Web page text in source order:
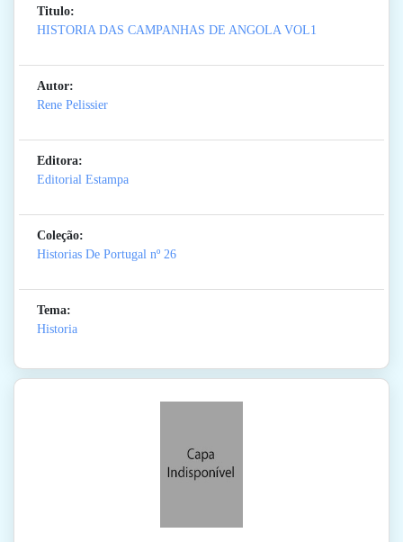
Titulo:
HISTORIA DAS CAMPANHAS DE ANGOLA VOL1
Autor:
Rene Pelissier
Editora:
Editorial Estampa
Coleção:
Historias De Portugal nº 26
Tema:
Historia